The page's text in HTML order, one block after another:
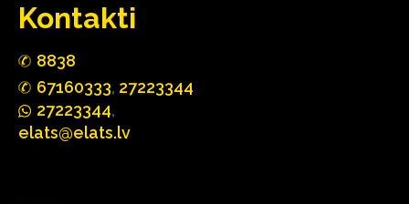
Kontakti
8838
67160333, 27223344
27223344,
elats@elats.lv